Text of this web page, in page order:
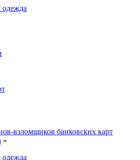
взломщиков банковских карт
»